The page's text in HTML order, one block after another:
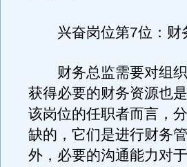
兴奋岗位第7位：财
财务总监需要对组织
获得必要的财务资源也
该岗位的任职者而言，
缺的，它们是进行财务
外，必要的沟通能力对